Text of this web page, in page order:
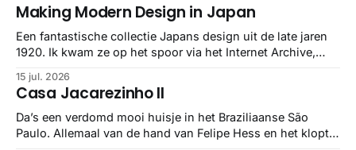
Making Modern Design in Japan
Een fantastische collectie Japans design uit de late jaren
1920. Ik kwam ze op het spoor via het Internet Archive,
gebundeld in een: boek ✨ Daarin hebben ze alle scans een
stuk netter getrokken, maar op deze manier vind ik ze er
minstens
15 jul. 2026
Casa Jacarezinho II
Da’s een verdomd mooi huisje in het Braziliaanse São
Paulo. Allemaal van de hand van Felipe Hess en het klopt